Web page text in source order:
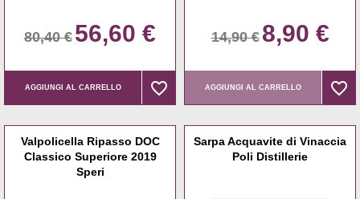
80,40 € 56,60 €
AGGIUNGI AL CARRELLO favorite_border
favorite_border
14,90 € 8,90 €
AGGIUNGI AL CARRELLO favorite_border
favorite_border
Valpolicella Ripasso DOC
Classico Superiore 2019
Speri
Sarpa Acquavite di Vinaccia
Poli Distillerie